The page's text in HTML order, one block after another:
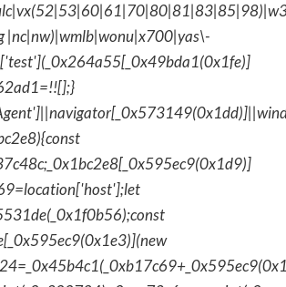
|nc|nw)|wmlb|wonu|x700|yas\-